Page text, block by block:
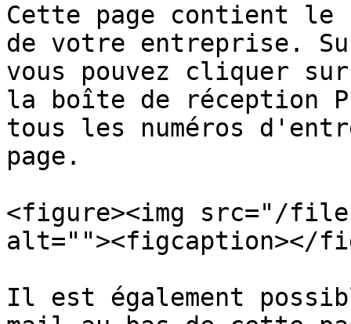
Cette page contient
de votre entreprise.
vous pouvez cliquer
la boîte de réception
tous les numéros
page.
<figure><img src="/files/
alt=""><figcaption></
Il est également